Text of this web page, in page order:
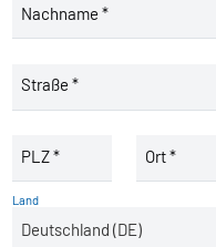
Nachname *
Straße *
PLZ * Ort *
Land